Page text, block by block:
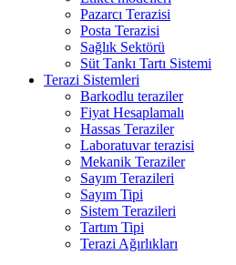
Pazarcı Terazisi
Posta Terazisi
Sağlık Sektörü
Süt Tankı Tartı Sistemi
Terazi Sistemleri
Barkodlu teraziler
Fiyat Hesaplamalı
Hassas Teraziler
Laboratuvar terazisi
Mekanik Teraziler
Sayım Terazileri
Sayım Tipi
Sistem Terazileri
Tartım Tipi
Terazi Ağırlıkları